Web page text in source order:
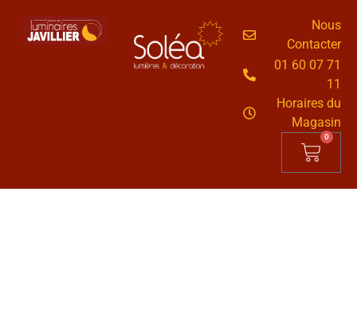
Nous
Contacter
01 60 07 71
11
Horaires du
Magasin
0